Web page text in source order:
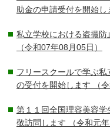
助金の申請受付を開始し
私立学校における盗撮
（令和07年08月05日）
フリースクールで学ぶ
の受付を開始します （
第１１回全国理容美容
敬訪問します （令和元